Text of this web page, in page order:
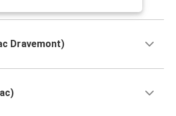
Dravemont)